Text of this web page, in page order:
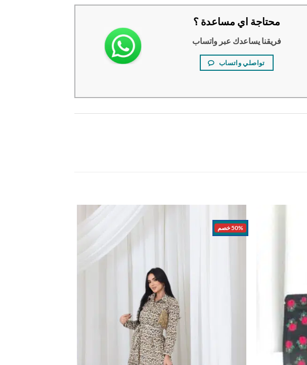
محتاجة اي مساعدة ؟
فريقنا يساعدك عبر واتساب
تواصلي واتساب
50% خصم